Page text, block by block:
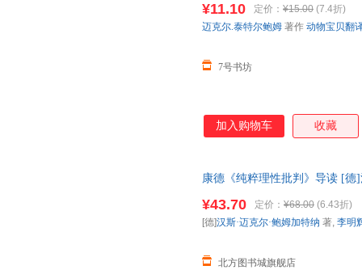
尔鲍姆 著作 动物宝贝翻译组
¥11.10 定价： ¥15.00 (7.4折)
7号书坊
迈克尔.泰特尔鲍姆 著作 动物宝贝翻
加入购物车 收藏
康德《纯粹理性批判》导读 [德
就近发货 85%城市次日送达
¥43.70 定价： ¥68.00 (6.43折)
北方图书城旗舰店
[德]汉斯·迈克尔·鲍姆加特纳 著, 李明